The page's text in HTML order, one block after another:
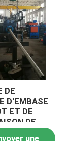
DE
D'EMBASE
ET DE
DE
PORTE
une